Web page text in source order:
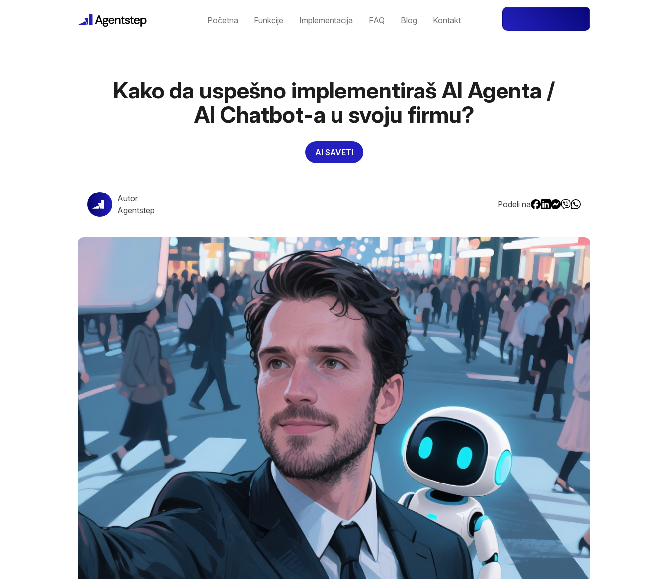
Početna Funkcije Implementacija FAQ Blog Kontakt
Kako da uspešno implementiraš AI Agenta /
AI Chatbot-a u svoju firmu?
AI SAVETI
Autor
Agentstep
Podeli na